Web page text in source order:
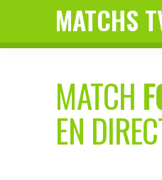
MATCHS
MATCH
EN